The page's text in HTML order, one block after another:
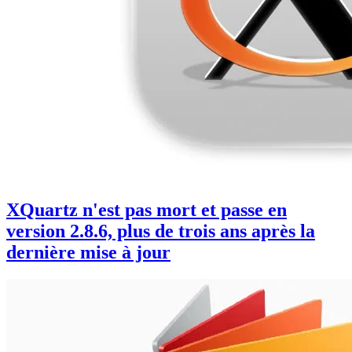
XQuartz n'est pas mort et passe en
version 2.8.6, plus de trois ans après la
dernière mise à jour